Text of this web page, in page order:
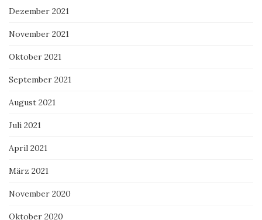
Dezember 2021
November 2021
Oktober 2021
September 2021
August 2021
Juli 2021
April 2021
März 2021
November 2020
Oktober 2020